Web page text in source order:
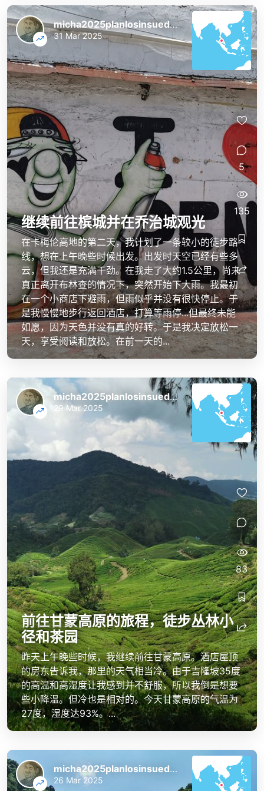
继续前往槟城并在乔治城观光
在卡梅伦高地的第二天，我计划了一条较小的徒步路
线，想在上午晚些时候出发。出发时天空已经有些多
云，但我还是充满干劲。在我走了大约1.5公里，尚未
真正离开布林查的情况下，突然开始下大雨。我最初
在一个小商店下避雨，但雨似乎并没有很快停止。于
是我慢慢地步行返回酒店，打算等雨停...但最终未能
如愿，因为天色并没有真的好转。于是我决定放松一
天，享受阅读和放松。在前一天的...
micha2025planlosinsuedostasien
31 Mar 2025
5
135
前往甘蒙高原的旅程，徒步丛林小
径和茶园
昨天上午晚些时候，我继续前往甘蒙高原。酒店屋顶
的房东告诉我，那里的天气相当冷。由于吉隆坡35度
的高温和高湿度让我感到并不舒服，所以我倒是想要
些小降温。但冷也是相对的。今天甘蒙高原的气温为
27度，湿度达93%。...
micha2025planlosinsuedostasien
29 Mar 2025
83
micha2025planlosinsuedostasien
26 Mar 2025